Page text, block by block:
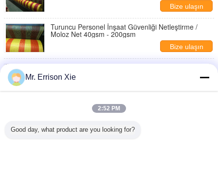
Bize ulaşın
Turuncu Personel İnşaat Güvenliği Netleştirme /
Moloz Net 40gsm - 200gsm
Bize ulaşın
Emanet tesisleri
Turuncu Ve Sarı Bina İnşaat Güvenliği Netleştirme
Mr. Errison Xie
2:52 PM
Good day, what product are you looking for?